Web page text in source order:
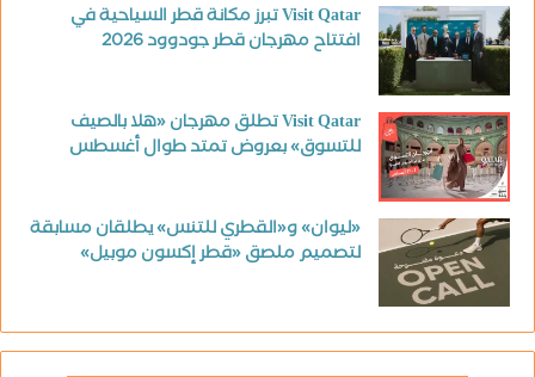
Visit Qatar تبرز مكانة قطر السياحية في
افتتاح مهرجان قطر جودوود 2026
Visit Qatar تطلق مهرجان «هلا بالصيف
للتسوق» بعروض تمتد طوال أغسطس
«ليوان» و«القطري للتنس» يطلقان مسابقة
لتصميم ملصق «قطر إكسون موبيل»